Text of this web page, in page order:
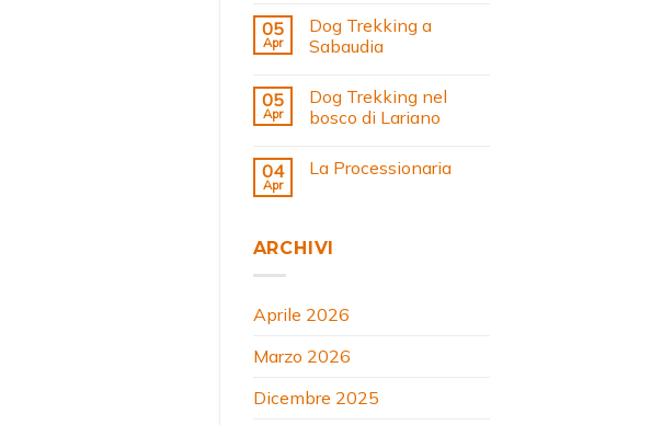
05
Apr
Dog Trekking a
Sabaudia
05
Apr
Dog Trekking nel
bosco di Lariano
04
Apr
La Processionaria
ARCHIVI
Aprile 2026
Marzo 2026
Dicembre 2025